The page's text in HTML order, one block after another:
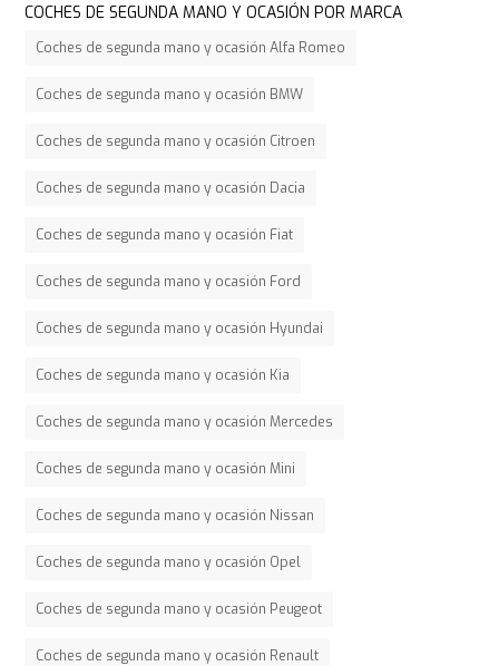
COCHES DE SEGUNDA MANO Y OCASIÓN POR MARCA
Coches de segunda mano y ocasión Alfa Romeo
Coches de segunda mano y ocasión BMW
Coches de segunda mano y ocasión Citroen
Coches de segunda mano y ocasión Dacia
Coches de segunda mano y ocasión Fiat
Coches de segunda mano y ocasión Ford
Coches de segunda mano y ocasión Hyundai
Coches de segunda mano y ocasión Kia
Coches de segunda mano y ocasión Mercedes
Coches de segunda mano y ocasión Mini
Coches de segunda mano y ocasión Nissan
Coches de segunda mano y ocasión Opel
Coches de segunda mano y ocasión Peugeot
Coches de segunda mano y ocasión Renault